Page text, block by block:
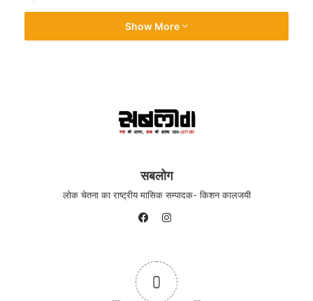
पहले मातृ – पार्टी के उद्भव की परिस्थितियों और
की स्थापना 21 अक्टूबर 1951 को हुई थी, और
इसके संस्थापक अध्यक्ष महान शिक्षाविद, स्वतन्त्रता
दलों के पृथक संगठन बनने आरम्भ हो गए थे।
हालांकि वैचारिक फोरम और मंचों का बनना
Show More
सबलोग
लोक चेतना का राष्ट्रीय मासिक सम्पादक- किशन कालजयी
Instagram
0